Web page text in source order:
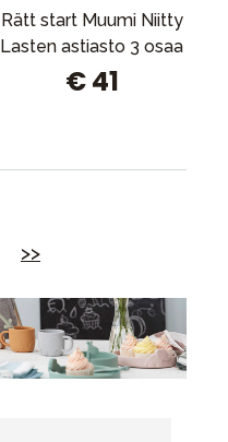
Rätt start Muumi Niitty
Lasten astiasto 3 osaa
€ 41
>>